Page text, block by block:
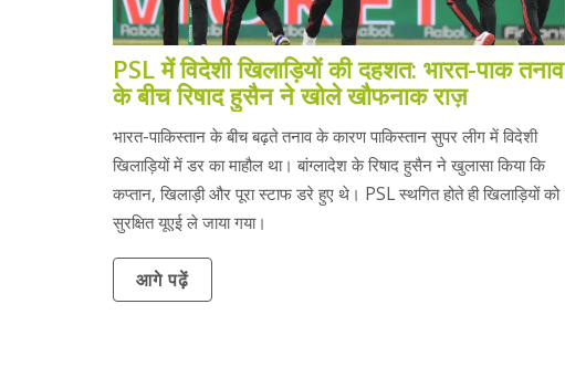
PSL में विदेशी खिलाड़ियों की दहशत: भारत-पाक तनाव
के बीच रिषाद हुसैन ने खोले खौफनाक राज़
भारत-पाकिस्तान के बीच बढ़ते तनाव के कारण पाकिस्तान सुपर लीग में विदेशी
खिलाड़ियों में डर का माहौल था। बांग्लादेश के रिषाद हुसैन ने खुलासा किया कि
कप्तान, खिलाड़ी और पूरा स्टाफ डरे हुए थे। PSL स्थगित होते ही खिलाड़ियों को
सुरक्षित यूएई ले जाया गया।
आगे पढ़ें